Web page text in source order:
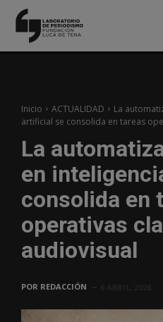
Inicio ACTUALIDAD
La
artificial se consolida en tareas
La
en
consolida en
operativas
audiovisual
POR REDACCIÓN